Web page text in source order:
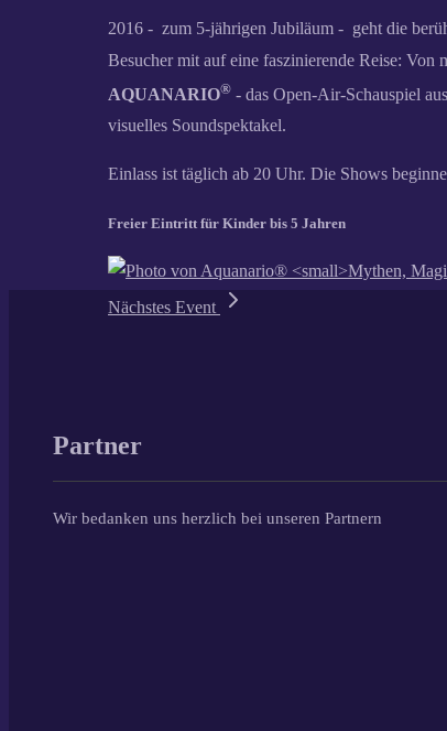
2016 - zum 5-jährigen Jubiläum - geht die
Besucher mit auf eine faszinierende Reise:
AQUANARIO® - das Open-Air-Schauspiel
visuelles Soundspektakel.
Einlass ist täglich ab 20 Uhr. Die Shows
Freier Eintritt für Kinder bis 5 Jahren
Nächstes Event
Partner
Wir bedanken uns herzlich bei unseren Partnern